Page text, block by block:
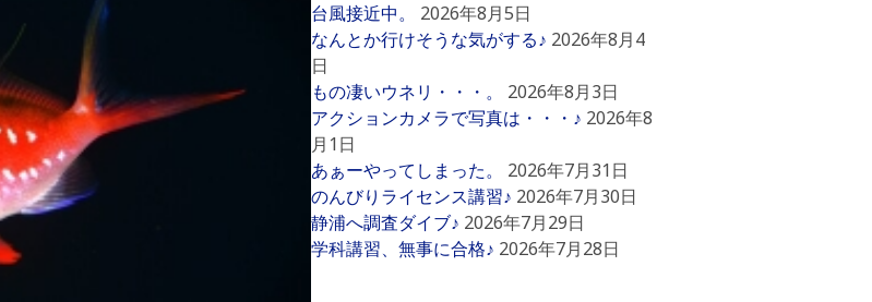
台風接近中。
2026年8月5日
なんとか行けそうな気がする♪ 2026年8月4
日
もの凄いウネリ・・・。
2026年8月3日
アクションカメラで写真は・・・♪ 2026年8
月1日
あぁーやってしまった。
2026年7月31日
のんびりライセンス講習♪ 2026年7月30日
静浦へ調査ダイブ♪ 2026年7月29日
学科講習、無事に合格♪ 2026年7月28日